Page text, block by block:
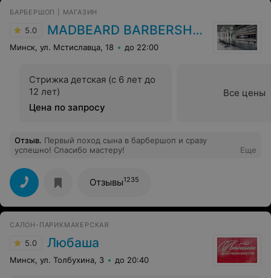
БАРБЕРШОП | МАГАЗИН
5.0 MADBEARD BARBERSHOP
Минск, ул. Мстиславца, 18 до 22:00
Стрижка детская (c 6 лет до
12 лет)
Цена по запросу
Все цены
Отзыв. Первый поход сына в барбершоп и сразу
успешно! Спасибо мастеру!
Еще
Отзывы1235
САЛОН-ПАРИКМАХЕРСКАЯ
5.0 Любаша
Минск, ул. Толбухина, 3 до 20:40